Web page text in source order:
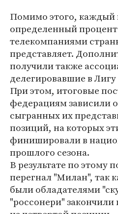
Помимо этого, каждый
определенный процент
телекомпаниями
представляет.
получили также
делегировавшие в
При этом, итоговые
федерациям зависили
сыгранных их
позиций, на которых
финишировали в
прошлого сезона.
В результате по этому
перегнал "Милан", так
были обладателями
"россонери"